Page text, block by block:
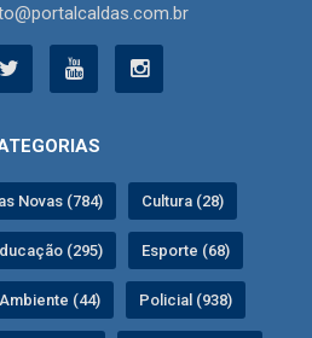
Novas (784) Cultura (28)
(295) Esporte (68)
(44) Policial (938)